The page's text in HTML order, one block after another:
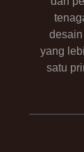
yang
satu